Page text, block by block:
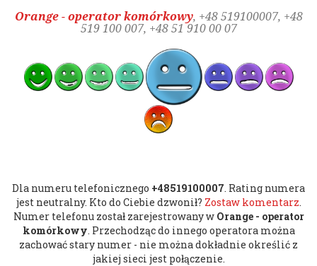
Orange - operator komórkowy, +48 519100007, +48
519 100 007, +48 51 910 00 07
Dla numeru telefonicznego +48519100007. Rating numera
jest neutralny. Kto do Ciebie dzwonił? Zostaw komentarz.
Numer telefonu został zarejestrowany w Orange - operator
komórkowy. Przechodząc do innego operatora można
zachować stary numer - nie można dokładnie określić z
jakiej sieci jest połączenie.